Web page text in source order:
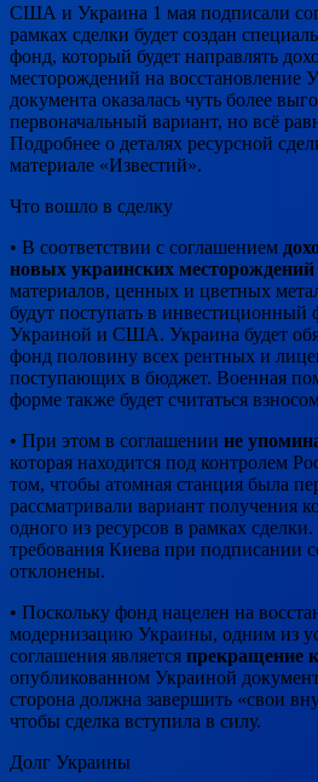
США и Украина 1 мая подписали
рамках сделки будет создан
фонд, который будет направлять
месторождений на восстановление
документа оказалась чуть более
первоначальный вариант, но всё
Подробнее о деталях ресурсной
материале «Известий».
Что вошло в сделку
• В соответствии с соглашением
новых украинских месторождений
материалов, ценных и цветных
будут поступать в
Украиной и США. Украина будет
фонд половину всех рентных и
поступающих в бюджет. Военная
форме также будет считаться
• При этом в соглашении не
которая находится под контролем
том, чтобы атомная станция была
рассматривали вариант получения
одного из ресурсов в рамках
требования Киева при подписании
отклонены.
• Поскольку фонд нацелен на
модернизацию Украины, одним из
соглашения является прекращение
опубликованном Украиной
сторона должна завершить «свои
чтобы сделка вступила в силу.
Долг Украины